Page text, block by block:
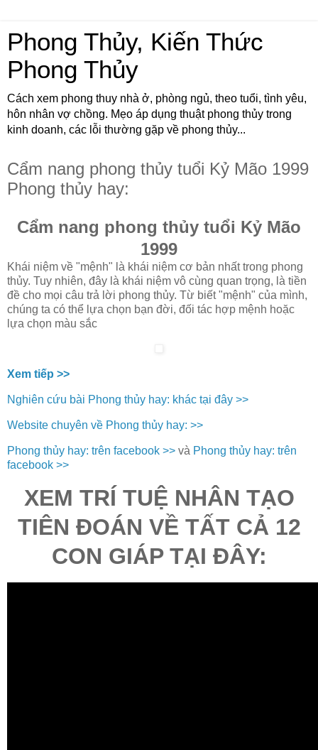
Phong Thủy, Kiến Thức
Phong Thủy
Cách xem phong thuy nhà ở, phòng ngủ, theo tuổi, tình yêu,
hôn nhân vợ chồng. Mẹo áp dụng thuật phong thủy trong
kinh doanh, các lỗi thường gặp về phong thủy...
Cẩm nang phong thủy tuổi Kỷ Mão 1999
Phong thủy hay:
Cẩm nang phong thủy tuổi Kỷ Mão
1999
Khái niệm về "mệnh" là khái niệm cơ bản nhất trong phong
thủy. Tuy nhiên, đây là khái niệm vô cùng quan trọng, là tiền
đề cho mọi câu trả lời phong thủy. Từ biết "mệnh" của mình,
chúng ta có thể lựa chọn bạn đời, đối tác hợp mệnh hoặc
lựa chọn màu sắc
Xem tiếp >>
Nghiên cứu bài Phong thủy hay: khác tại đây >>
Website chuyên về Phong thủy hay: >>
Phong thủy hay: trên facebook >> và Phong thủy hay: trên
facebook >>
XEM TRÍ TUỆ NHÂN TẠO
TIÊN ĐOÁN VỀ TẤT CẢ 12
CON GIÁP TẠI ĐÂY: